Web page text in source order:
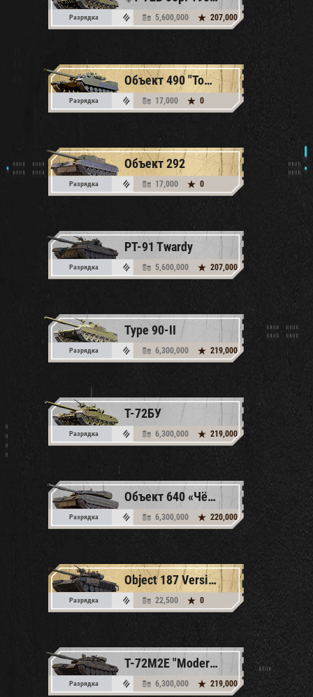
Разрядка 5,600,000 207,000
Объект 490 "Topol"
Разрядка 17,000 0
Объект 292
Разрядка 17,000 0
PT-91 Twardy
Разрядка 5,600,000 207,000
Type 90-II
Разрядка 6,300,000 219,000
T-72БУ
Разрядка 6,300,000 219,000
Объект 640 «Чёрный орёл»
Разрядка 6,300,000 220,000
Object 187 Version 5
Разрядка 22,500 0
T-72M2E "Moderna"
Разрядка 6,300,000 219,000